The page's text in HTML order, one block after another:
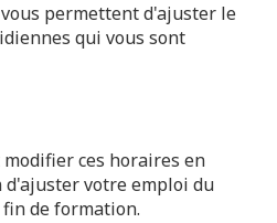
permettent d'ajuster le
qui vous sont
ces horaires en
votre emploi du
de formation.